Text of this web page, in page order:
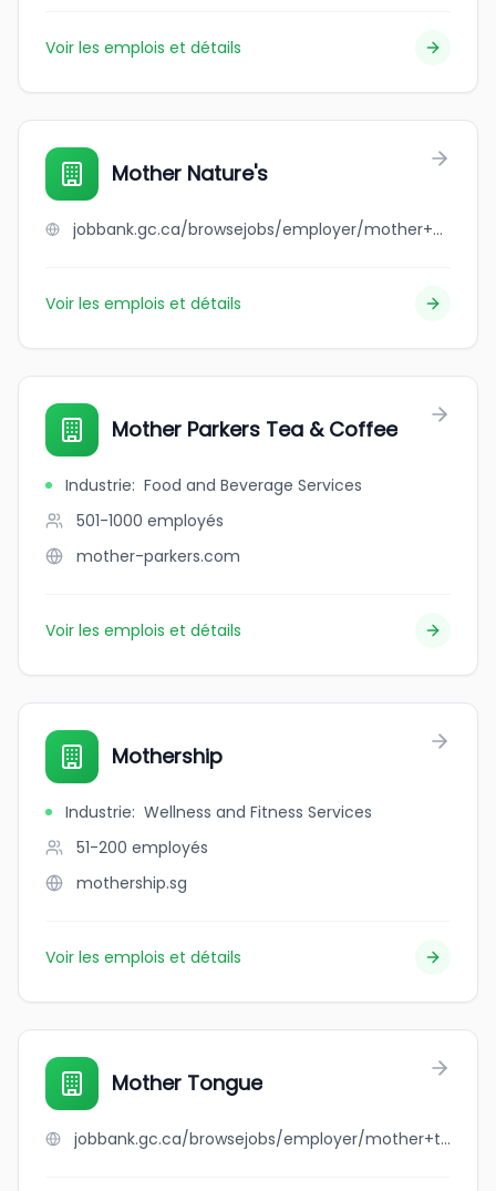
Voir les emplois et détails
Mother Nature's
jobbank.gc.ca/browsejobs/employer/mother+nature%27s/ca
Voir les emplois et détails
Mother Parkers Tea & Coffee
Industrie: Food and Beverage Services
501-1000 employés
mother-parkers.com
Voir les emplois et détails
Mothership
Industrie: Wellness and Fitness Services
51-200 employés
mothership.sg
Voir les emplois et détails
Mother Tongue
jobbank.gc.ca/browsejobs/employer/mother+tongue/ca